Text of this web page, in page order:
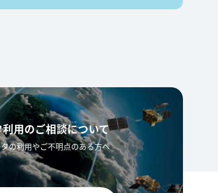
用のご相談について
の利用やご不明点のある方へ